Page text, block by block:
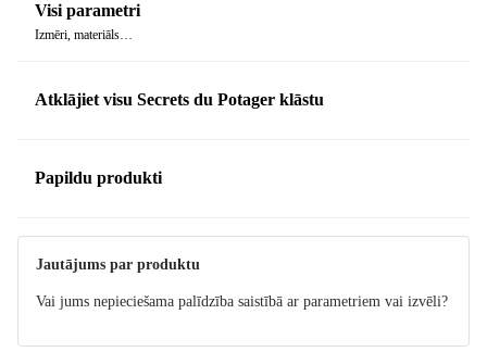
Visi parametri
Izmēri, materiāls…
Atklājiet visu Secrets du Potager klāstu
Papildu produkti
Jautājums par produktu
Vai jums nepieciešama palīdzība saistībā ar parametriem vai izvēli?